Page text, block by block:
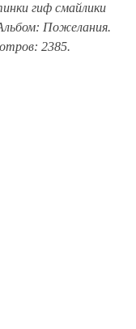
гиф смайлики
Пожелания.
2385.